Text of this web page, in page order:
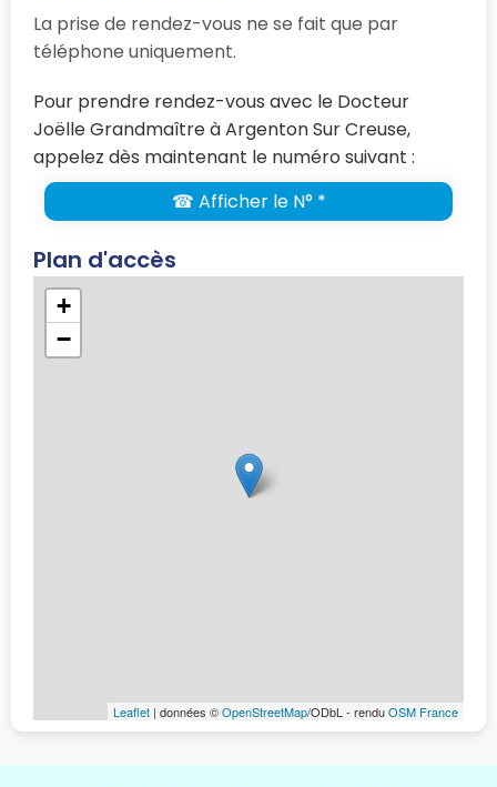
La prise de rendez-vous ne se fait que par
téléphone uniquement.
Pour prendre rendez-vous avec le Docteur
Joëlle Grandmaître à Argenton Sur Creuse,
appelez dès maintenant le numéro suivant :
☎ Afficher le N° *
Plan d'accès
+
−
Leaflet | données ©OpenStreetMap/ODbL - renduOSM France